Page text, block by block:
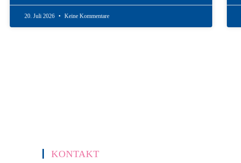
20. Juli 2026 Keine Kommentare
KONTAKT